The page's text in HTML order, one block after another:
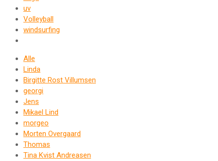
uv
Volleyball
windsurfing
Alle
Linda
Birgitte Rost Villumsen
georgi
Jens
Mikael Lind
morgeo
Morten Overgaard
Thomas
Tina Kvist Andreasen